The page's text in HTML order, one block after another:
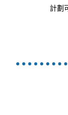
計劃